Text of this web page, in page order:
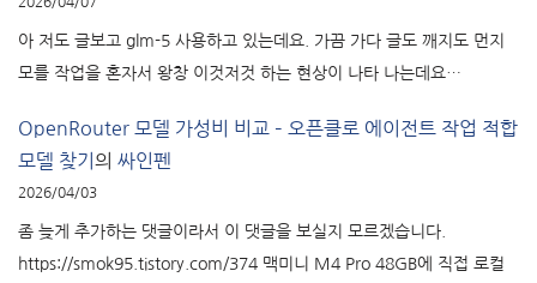
아 저도 글보고 glm-5 사용하고 있는데요. 가끔 가다 글도 깨지도 먼지
모를 작업을 혼자서 왕창 이것저것 하는 현상이 나타 나는데요…
OpenRouter 모델 가성비 비교 – 오픈클로 에이전트 작업 적합
모델 찾기 의 싸인펜
2026/04/03
좀 늦게 추가하는 댓글이라서 이 댓글을 보실지 모르겠습니다.
https://smok95.tistory.com/374 맥미니 M4 Pro 48GB에 직접 로컬